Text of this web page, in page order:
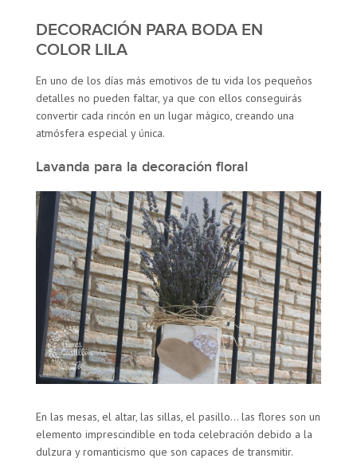
DECORACIÓN PARA BODA EN
COLOR LILA
En uno de los días más emotivos de tu vida los pequeños
detalles no pueden faltar, ya que con ellos conseguirás
convertir cada rincón en un lugar mágico, creando una
atmósfera especial y única.
Lavanda para la decoración floral
En las mesas, el altar, las sillas, el pasillo… las flores son un
elemento imprescindible en toda celebración debido a la
dulzura y romanticismo que son capaces de transmitir.